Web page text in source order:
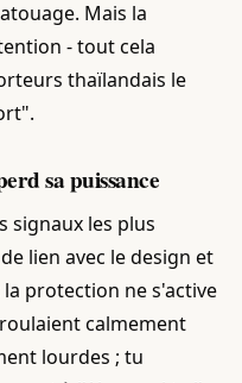
Mais la
- tout cela
thaïlandais le
sa puissance
signaux les plus
lien avec le design et
protection ne s'active
calmement
lourdes ; tu